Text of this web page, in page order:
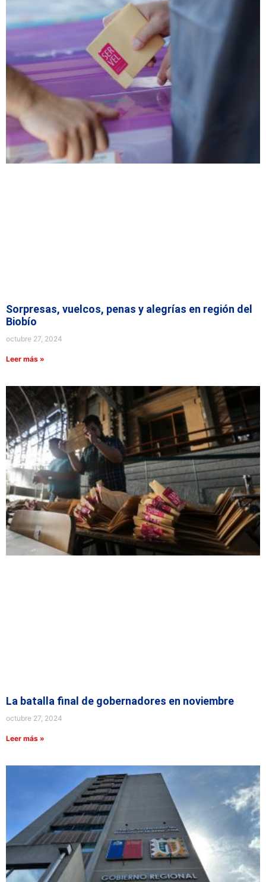
Sorpresas, vuelcos, penas y alegrías en región del
Biobío
octubre 27, 2024
Leer más »
La batalla final de gobernadores en noviembre
octubre 27, 2024
Leer más »